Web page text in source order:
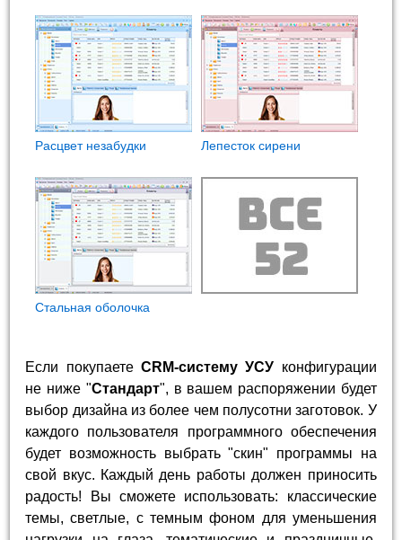
Расцвет незабудки Лепесток сирени
Стальная оболочка
Если покупаете CRM-систему УСУ конфигурации
не ниже "Стандарт", в вашем распоряжении будет
выбор дизайна из более чем полусотни заготовок. У
каждого пользователя программного обеспечения
будет возможность выбрать "скин" программы на
свой вкус. Каждый день работы должен приносить
радость! Вы сможете использовать: классические
темы, светлые, с темным фоном для уменьшения